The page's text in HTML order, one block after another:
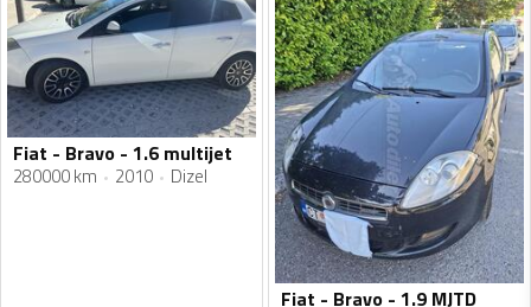
Fiat - Bravo - 1.6 multijet
280000 km 2010 Dizel
Fiat - Bravo - 1.9 MJTD